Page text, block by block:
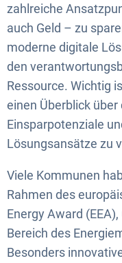
zahlreiche
auch Geld – zu
moderne digitale
den
Ressource. Wichtig
einen Überblick
Einsparpotenziale
Lösungsansätze zu
Viele Kommunen
Rahmen des
Energy Award
Bereich des
Besonders